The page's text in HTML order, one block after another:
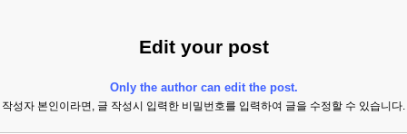
Edit your post
Only the author can edit the post.
작성자 본인이라면, 글 작성시 입력한 비밀번호를 입력하여 글을 수정할 수 있습니다.